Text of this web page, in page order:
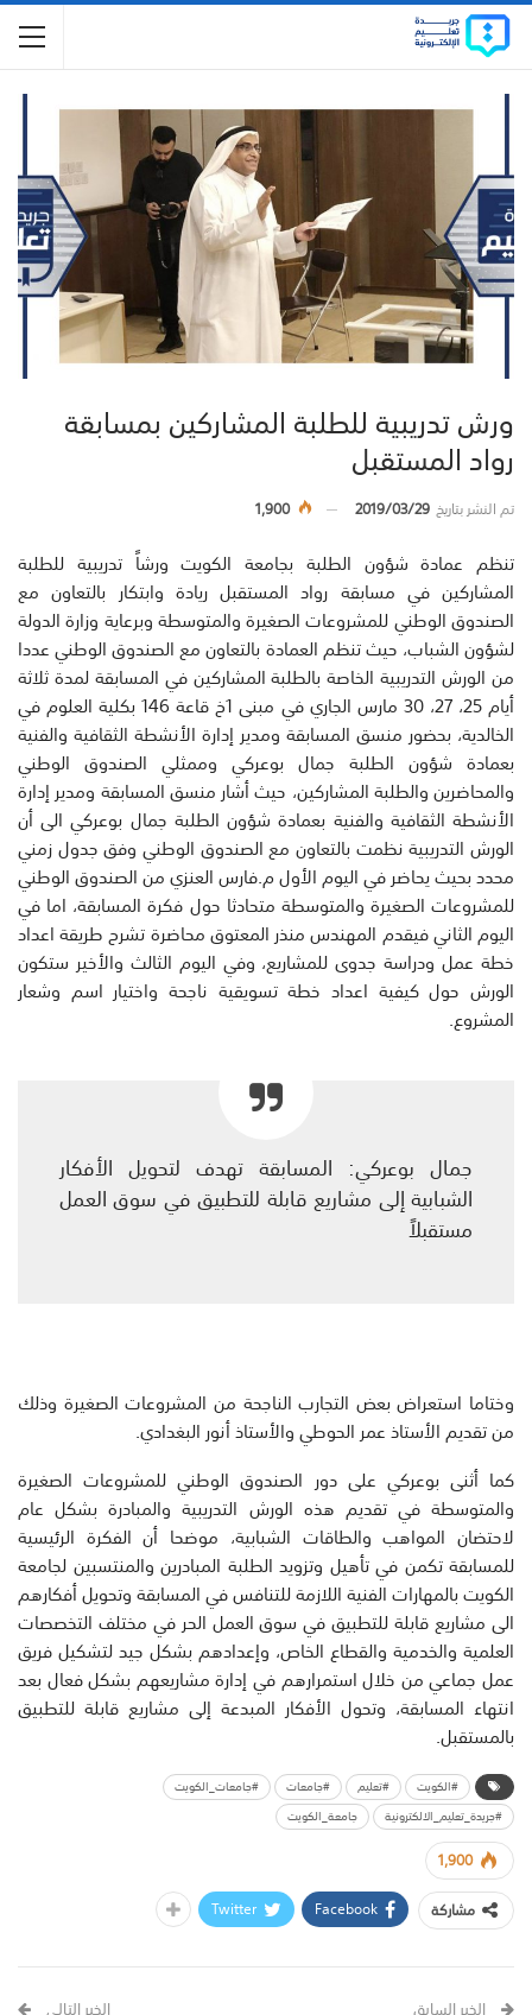
ورش تدريبية للطلبة المشاركين بمسابقة
رواد المستقبل
تم النشر بتاريخ2019/03/29
1,900
تنظم عمادة شؤون الطلبة بجامعة الكويت ورشاً تدريبية للطلبة
المشاركين في مسابقة رواد المستقبل ريادة وابتكار بالتعاون مع
الصندوق الوطني للمشروعات الصغيرة والمتوسطة وبرعاية وزارة الدولة
لشؤون الشباب، حيث تنظم العمادة بالتعاون مع الصندوق الوطني عددا
من الورش التدريبية الخاصة بالطلبة المشاركين في المسابقة لمدة ثلاثة
أيام 25، 27، 30 مارس الجاري في مبنى 1خ قاعة 146 بكلية العلوم في
الخالدية، بحضور منسق المسابقة ومدير إدارة الأنشطة الثقافية والفنية
بعمادة شؤون الطلبة جمال بوعركي وممثلي الصندوق الوطني
والمحاضرين والطلبة المشاركين، حيث أشار منسق المسابقة ومدير إدارة
الأنشطة الثقافية والفنية بعمادة شؤون الطلبة جمال بوعركي الى أن
الورش التدريبية نظمت بالتعاون مع الصندوق الوطني وفق جدول زمني
محدد بحيث يحاضر في اليوم الأول م.فارس العنزي من الصندوق الوطني
للمشروعات الصغيرة والمتوسطة متحادثا حول فكرة المسابقة، اما في
اليوم الثاني فيقدم المهندس منذر المعتوق محاضرة تشرح طريقة اعداد
خطة عمل ودراسة جدوى للمشاريع، وفي اليوم الثالث والأخير ستكون
الورش حول كيفية اعداد خطة تسويقية ناجحة واختيار اسم وشعار
المشروع.
جمال بوعركي: المسابقة تهدف لتحويل الأفكار
الشبابية إلى مشاريع قابلة للتطبيق في سوق العمل
مستقبلاً
وختاما استعراض بعض التجارب الناجحة من المشروعات الصغيرة وذلك
من تقديم الأستاذ عمر الحوطي والأستاذ أنور البغدادي.
كما أثنى بوعركي على دور الصندوق الوطني للمشروعات الصغيرة
والمتوسطة في تقديم هذه الورش التدريبية والمبادرة بشكل عام
لاحتضان المواهب والطاقات الشبابية، موضحا أن الفكرة الرئيسية
للمسابقة تكمن في تأهيل وتزويد الطلبة المبادرين والمنتسبين لجامعة
الكويت بالمهارات الفنية اللازمة للتنافس في المسابقة وتحويل أفكارهم
الى مشاريع قابلة للتطبيق في سوق العمل الحر في مختلف التخصصات
العلمية والخدمية والقطاع الخاص، وإعدادهم بشكل جيد لتشكيل فريق
عمل جماعي من خلال استمرارهم في إدارة مشاريعهم بشكل فعال بعد
انتهاء المسابقة، وتحول الأفكار المبدعة إلى مشاريع قابلة للتطبيق
بالمستقبل.
#الكويت #تعليم #جامعات
#جامعات_الكويت
#جريدة_تعليم_الالكترونية
جامعة_الكويت
1,900
مشاركة
Facebook
Twitter